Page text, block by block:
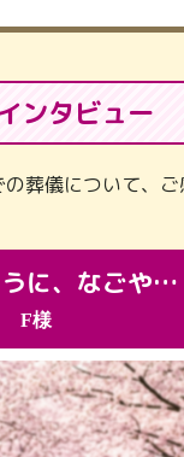
ンタビュー
葬儀について、ご
同窓会のように、なごやかに。92歳の旅立ちを彩った、再会と感謝の場
F様